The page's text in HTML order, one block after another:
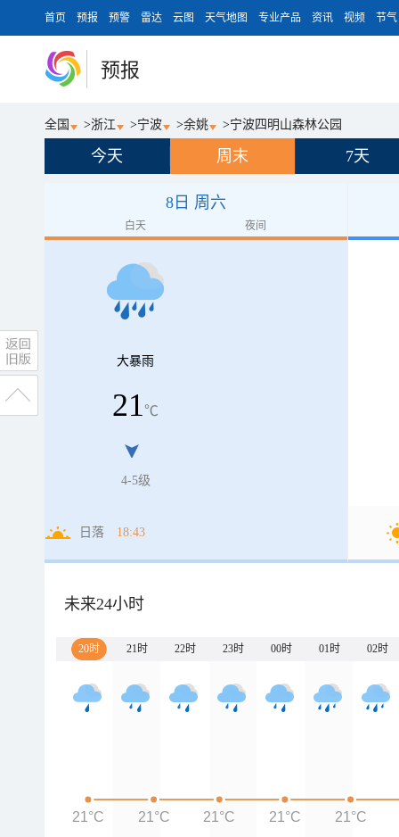
首页 预报 预警 雷达 云图 天气地图 专业产品 资讯 视频 节气
预报
全国 >浙江 >宁波 >余姚 >宁波四明山森林公园
今天 周末 7天
8日 周六
白天 夜间
大暴雨
21℃
4-5级
日落 18:43
未来24小时
20时 21时 22时 23时 00时 01时 02时
21°C 21°C 21°C 21°C 21°C